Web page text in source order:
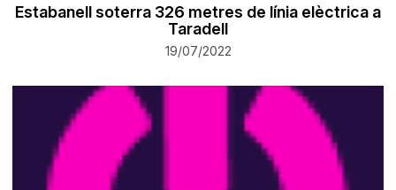
​Estabanell soterra 326 metres de línia elèctrica a
Taradell
19/07/2022